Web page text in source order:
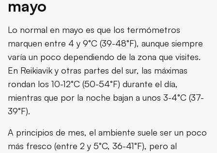
mayo
Lo normal en mayo es que los termómetros
marquen entre 4 y 9°C (39-48°F), aunque siempre
varía un poco dependiendo de la zona que visites.
En Reikiavik y otras partes del sur, las máximas
rondan los 10-12°C (50-54°F) durante el día,
mientras que por la noche bajan a unos 3-4°C (37-
39°F).
A principios de mes, el ambiente suele ser un poco
más fresco (entre 2 y 5°C, 36-41°F), pero al